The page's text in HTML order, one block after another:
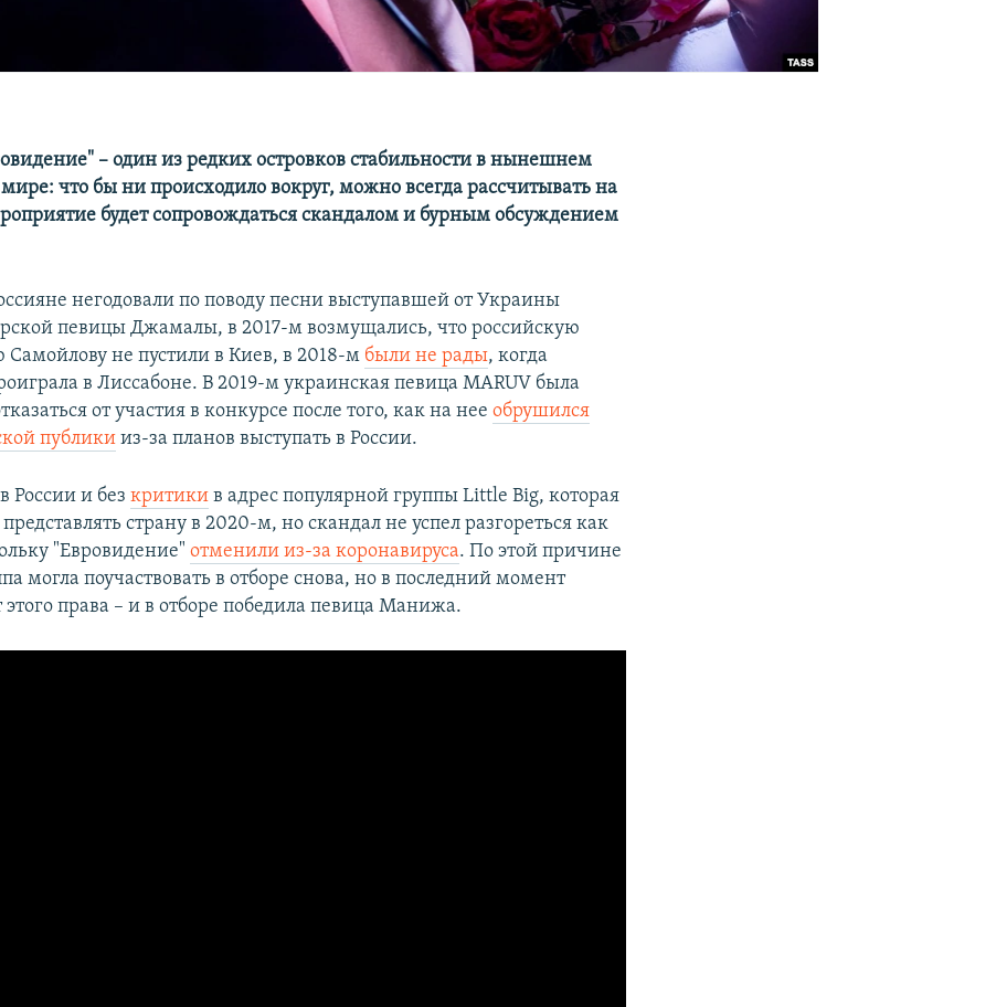
– один из редких островков стабильности в нынешнем
что бы ни происходило вокруг, можно всегда рассчитывать на
будет сопровождаться скандалом и бурным обсуждением
негодовали по поводу песни выступавшей от Украины
певицы Джамалы, в 2017-м возмущались, что российскую
не пустили в Киев, в 2018-м были не рады, когда
в Лиссабоне. В 2019-м украинская певица MARUV была
от участия в конкурсе после того, как на нееобрушился
публики из-за планов выступать в России.
России и безкритики в адрес популярной группы Little Big, которая
страну в 2020-м, но скандал не успел разгореться как
"Евровидение"отменили из-за коронавируса. По этой причине
могла поучаствовать в отборе снова, но в последний момент
этого права – и в отборе победила певица Манижа.